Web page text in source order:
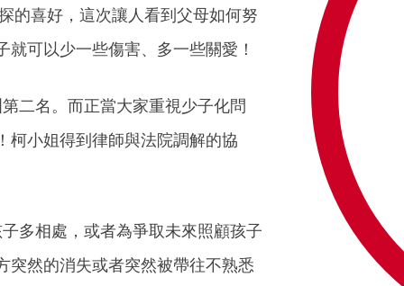
喜好，這次讓人看到父母如何努
可以少一些傷害、多一些關愛！
名。而正當大家重視少子化問
柯小姐得到律師與法院調解的協
相處，或者為爭取未來照顧孩子
突然的消失或者突然被帶往不熟悉